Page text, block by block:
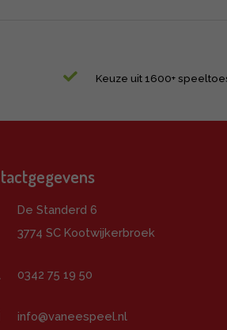
Keuze uit 1600+
De Standerd 6
3774 SC Kootwijkerbroek
0342 75 19 50
info@vaneespeel.nl